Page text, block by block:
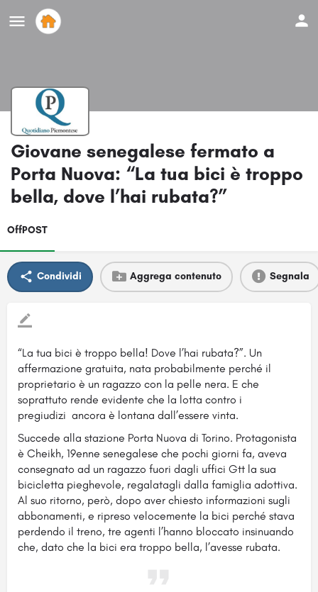
Giovane senegalese fermato a
Porta Nuova: “La tua bici è troppo
bella, dove l’hai rubata?”
OffPOST
Condividi Aggrega contenuto Segnala
“La tua bici è troppo bella! Dove l’hai rubata?”. Un
affermazione gratuita, nata probabilmente perché il
proprietario è un ragazzo con la pelle nera. E che
soprattuto rende evidente che la lotta contro i
pregiudizi ancora è lontana dall’essere vinta.
Succede alla stazione Porta Nuova di Torino. Protagonista
è Cheikh, 19enne senegalese che pochi giorni fa, aveva
consegnato ad un ragazzo fuori dagli uffici Gtt la sua
bicicletta pieghevole, regalatagli dalla famiglia adottiva.
Al suo ritorno, però, dopo aver chiesto informazioni sugli
abbonamenti, e ripreso velocemente la bici perché stava
perdendo il treno, tre agenti l’hanno bloccato insinuando
che, dato che la bici era troppo bella, l’avesse rubata.